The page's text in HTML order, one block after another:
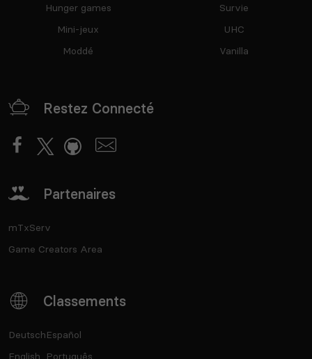
Hunger games
Mini-jeux
Moddé
Survie
UHC
Vanilla
Restez Connecté
Partenaires
mTxServ
Game Creators Area
Classements
Deutsch
English
Español
Português